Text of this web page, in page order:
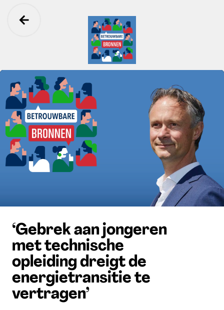
Ga terug
‘Gebrek aan jongeren
met technische
opleiding dreigt de
energietransitie te
vertragen’